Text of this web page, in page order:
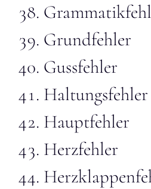
Grundfehler
Gussfehler
Haltungsfehler
Hauptfehler
Herzfehler